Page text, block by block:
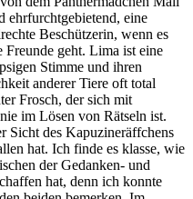
ehrfurchtgebietend, eine
Beschützerin, wenn es
geht. Lima ist eine
Stimme und ihren
anderer Tiere oft total
Frosch, der sich mit
im Lösen von Rätseln ist.
Sicht des Kapuzineräffchens
hat. Ich finde es klasse, wie
der Gedanken- und
hat, denn ich konnte